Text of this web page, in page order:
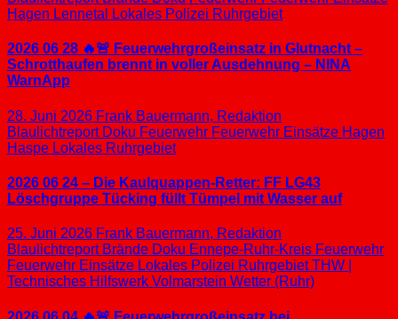
Hagen Lennetal Lokales Polizei Ruhrgebiet
2026 06 28 🔥🚨 Feuerwehrgroßeinsatz in Glutnacht –
Schrotthaufen brennt in voller Ausdehnung – NINA
WarnApp
28. Juni 2026 Frank Bauermann, Redaktion
Blaulichtreport Doku Feuerwehr Feuerwehr Einsätze Hagen
Haspe Lokales Ruhrgebiet
2026 06 24 – Die Kaulquappen-Retter: FF LG43
Löschgruppe Tücking füllt Tümpel mit Wasser auf
25. Juni 2026 Frank Bauermann, Redaktion
Blaulichtreport Brände Doku Ennepe-Ruhr-Kreis Feuerwehr
Feuerwehr Einsätze Lokales Polizei RuhrgebietTHW |
Technisches Hilfswerk Volmarstein Wetter (Ruhr)